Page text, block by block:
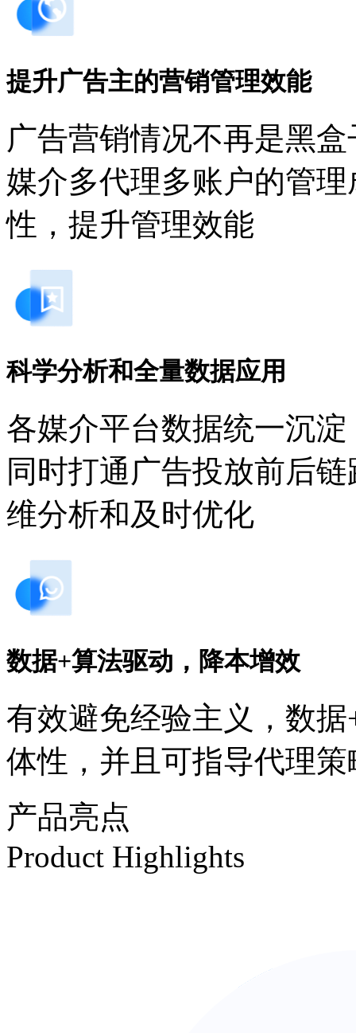
提升广告主的营销管理效能
广告营销情况不再是黑盒
媒介多代理多账户的管理成
性，提升管理效能
科学分析和全量数据应用
各媒介平台数据统一沉淀
同时打通广告投放前后链路
维分析和及时优化
数据+算法驱动，降本增效
有效避免经验主义，
体性，并且可指导代理
产品亮点
Product Highlights